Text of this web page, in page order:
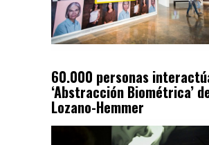
60.000 personas
‘Abstracción Biométrica’
Lozano-Hemmer